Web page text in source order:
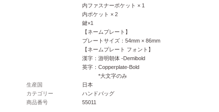
内ファスナーポケット × 1
内ポケット × 2
鍵×1
【ネームプレート】
プレートサイズ：54mm × 86mm
【ネームプレート フォント】
漢字：游明朝体 -Demibold
英字：Copperplate-Bold
*大文字のみ
生産国
日本
カテゴリー
ハンドバッグ
商品番号
55011